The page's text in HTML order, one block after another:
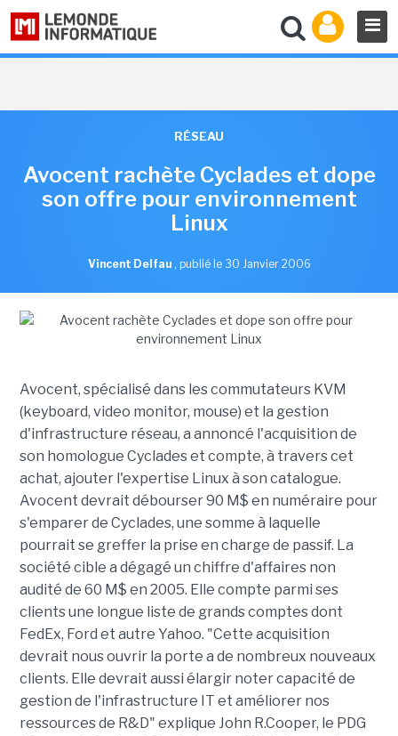
RÉSEAU
Avocent rachète Cyclades et dope
son offre pour environnement
Linux
Vincent Delfau , publié le 30 Janvier 2006
Avocent, spécialisé dans les commutateurs KVM
(keyboard, video monitor, mouse) et la gestion
d'infrastructure réseau, a annoncé l'acquisition de
son homologue Cyclades et compte, à travers cet
achat, ajouter l'expertise Linux à son catalogue.
Avocent devrait débourser 90 M$ en numéraire pour
s'emparer de Cyclades, une somme à laquelle
pourrait se greffer la prise en charge de passif. La
société cible a dégagé un chiffre d'affaires non
audité de 60 M$ en 2005. Elle compte parmi ses
clients une longue liste de grands comptes dont
FedEx, Ford et autre Yahoo. "Cette acquisition
devrait nous ouvrir la porte a de nombreux nouveaux
clients. Elle devrait aussi élargir noter capacité de
gestion de l'infrastructure IT et améliorer nos
ressources de R&D" explique John R.Cooper, le PDG